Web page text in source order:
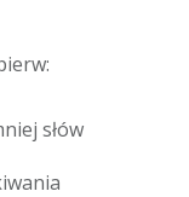
słów